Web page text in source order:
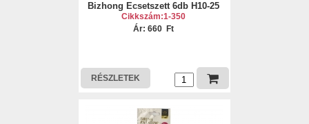
Bizhong Ecsetszett 6db H10-25
Cikkszám:1-350
Ár: 660 Ft
RÉSZLETEK